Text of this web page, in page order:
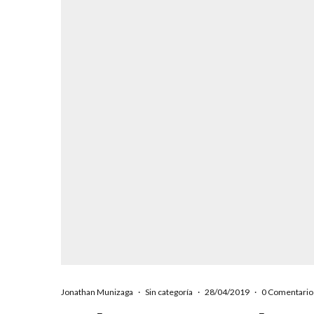
Jonathan Munizaga · Sin categoría · 28/04/2019 · 0